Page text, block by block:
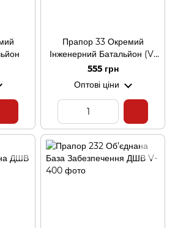
Прапор 33 Окремий
Інженерний Батальйон (V-
370-2)
555 грн
Оптові ціни